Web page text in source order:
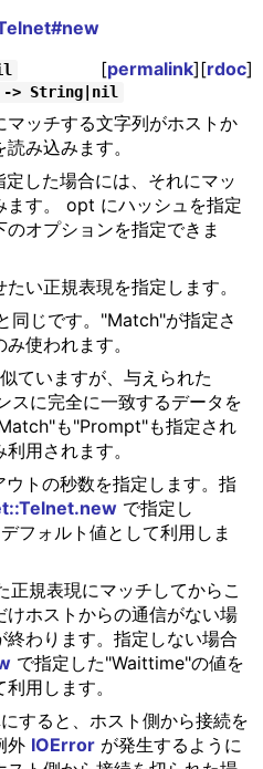
[permalink][rdoc]
> String|nil
マッチする文字列がホストか
み込みます。
した場合には、それにマッ
ます。 opt にハッシュを指定
のオプションを指定できま
い正規表現を指定します。
じです。"Match"が指定さ
使われます。
ていますが、与えられた
スに完全に一致するデータを
も"Prompt"も指定され
用されます。
トの秒数を指定します。指
で指定し
フォルト値として利用しま
規表現にマッチしてからこ
けホストからの通信がない場
終わります。指定しない場合
で指定した"Waittime"の値を
用します。
すると、ホスト側から接続を
外 IOErrorが発生するように